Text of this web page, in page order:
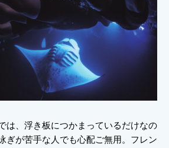
は、浮き板につかまっているだけなの
ぎが苦手な人でも心配ご無用。フレン